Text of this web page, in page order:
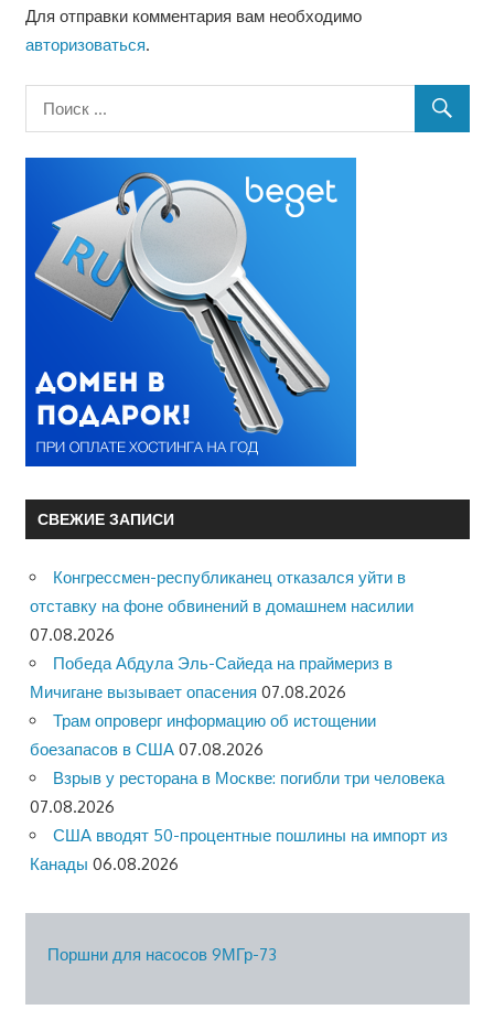
Для отправки комментария вам необходимо
авторизоваться.
СВЕЖИЕ ЗАПИСИ
Конгрессмен-республиканец отказался уйти в
отставку на фоне обвинений в домашнем насилии
07.08.2026
Победа Абдула Эль-Сайеда на праймериз в
Мичигане вызывает опасения 07.08.2026
Трам опроверг информацию об истощении
боезапасов в США 07.08.2026
Взрыв у ресторана в Москве: погибли три человека
07.08.2026
США вводят 50-процентные пошлины на импорт из
Канады 06.08.2026
Поршни для насосов 9МГр-73